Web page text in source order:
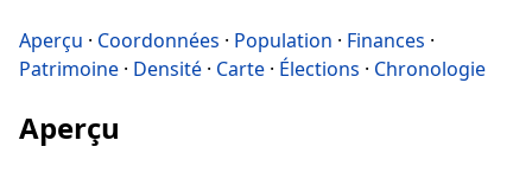
Aperçu · Coordonnées · Population · Finances ·
Patrimoine · Densité · Carte · Élections · Chronologie
Aperçu